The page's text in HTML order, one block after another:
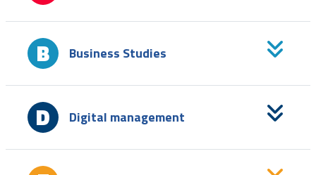
Business Studies
Digital management